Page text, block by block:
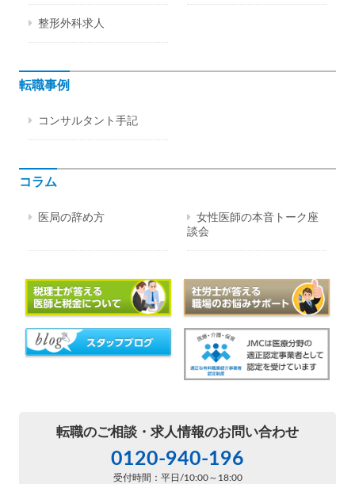
整形外科求人
転職事例
コンサルタント手記
コラム
医局の辞め方
女性医師の本音トーク座
談会
転職のご相談・ 求人情報のお問い合わせ
0120-940-196
受付時間：平日/10:00～18:00